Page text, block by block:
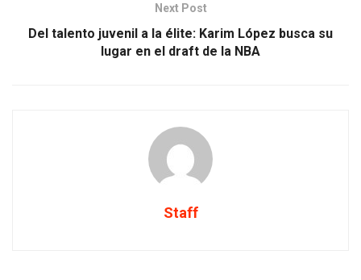
Next Post
Del talento juvenil a la élite: Karim López busca su
lugar en el draft de la NBA
Staff